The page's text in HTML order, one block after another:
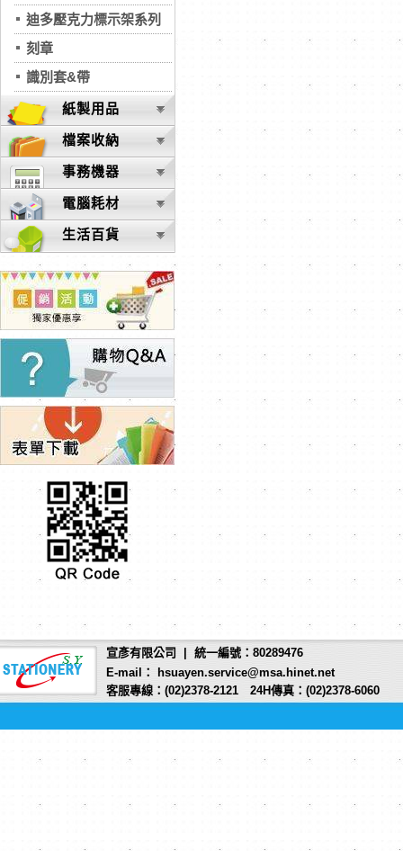
迪多壓克力標示架系列
刻章
識別套&帶
紙製用品
檔案收納
事務機器
電腦耗材
生活百貨
宣彥有限公司 | 統一編號：80289476
E-mail： hsuayen.service@msa.hinet.net
客服專線：(02)2378-2121 24H傳真：(02)2378-6060